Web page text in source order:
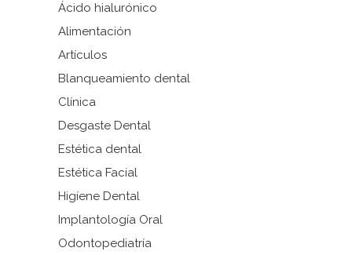
Ácido hialurónico
Alimentación
Artículos
Blanqueamiento dental
Clínica
Desgaste Dental
Estética dental
Estética Facial
Higíene Dental
Implantología Oral
Odontopediatría